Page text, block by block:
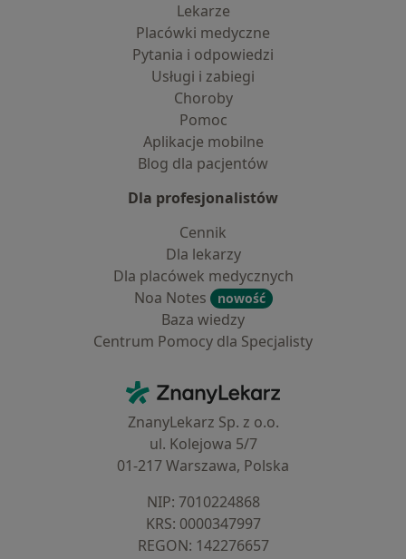
Lekarze
Placówki medyczne
Pytania i odpowiedzi
Usługi i zabiegi
Choroby
Pomoc
Aplikacje mobilne
Blog dla pacjentów
Dla profesjonalistów
Cennik
Dla lekarzy
Dla placówek medycznych
Noa Notes
nowość
Baza wiedzy
Centrum Pomocy dla Specjalisty
ZnanyLekarz - Strona główna
ZnanyLekarz Sp. z o.o.
ul. Kolejowa 5/7
01-217 Warszawa, Polska
NIP: ⁠7010224868
KRS: ⁠0000347997
REGON: ⁠142276657